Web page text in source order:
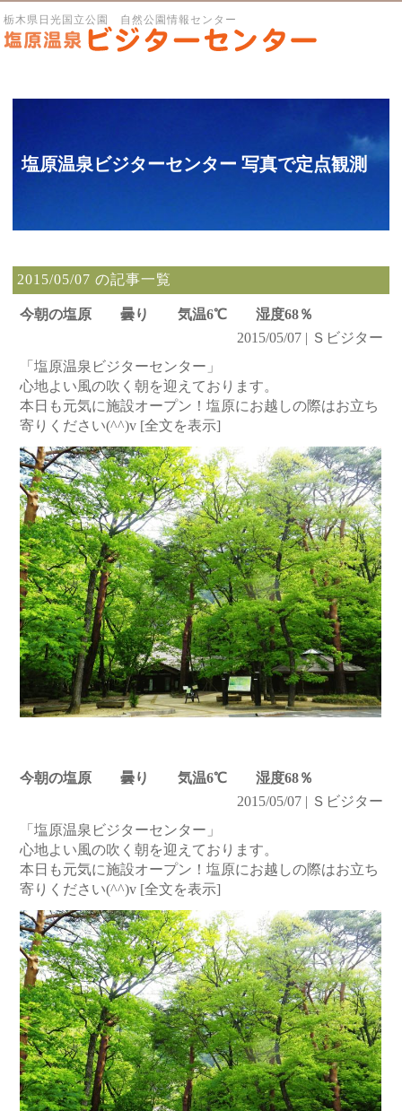
栃木県日光国立公園 自然公園情報センター
塩原温泉ビジターセンター 写真で定点観測
2015/05/07 の記事一覧
今朝の塩原 曇り 気温6℃ 湿度68％
2015/05/07 | Ｓビジター
「塩原温泉ビジターセンター」
心地よい風の吹く朝を迎えております。
本日も元気に施設オープン！塩原にお越しの際はお立ち
寄りください(^^)v [全文を表示]
今朝の塩原 曇り 気温6℃ 湿度68％
2015/05/07 | Ｓビジター
「塩原温泉ビジターセンター」
心地よい風の吹く朝を迎えております。
本日も元気に施設オープン！塩原にお越しの際はお立ち
寄りください(^^)v [全文を表示]